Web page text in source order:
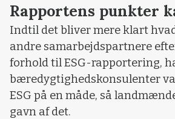
Rapportens punkter
Indtil det bliver mere klart
andre samarbejdspartnere
forhold til ESG-rapportering,
bæredygtighedskonsulenter
ESG på en måde, så
gavn af det.